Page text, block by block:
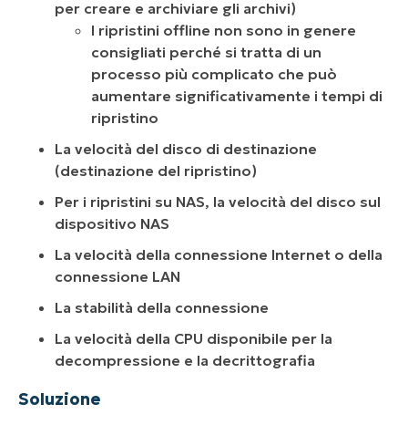
per creare e archiviare gli archivi)
I ripristini offline non sono in genere
consigliati perché si tratta di un
processo più complicato che può
aumentare significativamente i tempi di
ripristino
La velocità del disco di destinazione
(destinazione del ripristino)
Per i ripristini su NAS, la velocità del disco sul
dispositivo NAS
La velocità della connessione Internet o della
connessione LAN
La stabilità della connessione
La velocità della CPU disponibile per la
decompressione e la decrittografia
Soluzione